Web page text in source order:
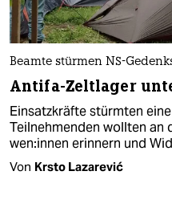
Beamte stürmen NS-
Antifa-Zeltlager
Einsatzkräfte stürmten
Teilnehmenden wollten
we­n:in­nen erinnern und
Von Krsto Lazarević